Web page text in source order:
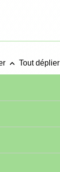
keyboard_arrow_up Tout déplier